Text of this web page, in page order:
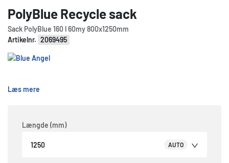
PolyBlue Recycle sack
Sack PolyBlue 160 l 60my 800x1250mm
Artikelnr. 2069495
Læs mere
Længde (mm)
1250 AUTO